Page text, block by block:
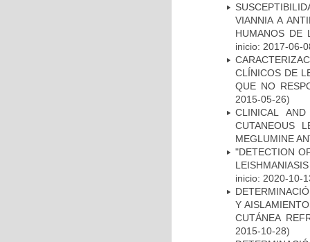
VIANNIA A
HUMANOS DE
inicio: 2017-06-
CLÍNICOS DE
QUE NO
2015-05-26)
CLINICAL
CUTANEOUS
MEGLUMINE
"DETECTION
inicio: 2020-10-
Y
CUTÁNEA
2015-10-28)